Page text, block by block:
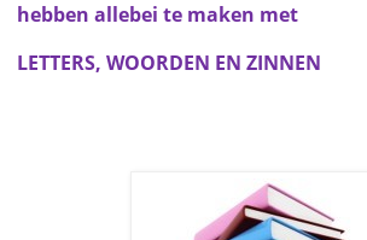
hebben allebei te maken met
LETTERS, WOORDEN EN ZINNEN